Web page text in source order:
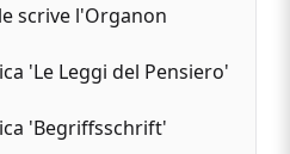
scrive l'Organon
'Le Leggi del Pensiero'
'Begriffsschrift'